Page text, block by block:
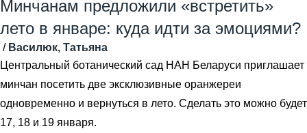
Минчанам предложили «встретить»
лето в январе: куда идти за эмоциями?
/ Василюк, Татьяна
Центральный ботанический сад НАН Беларуси приглашает
минчан посетить две эксклюзивные оранжереи
одновременно и вернуться в лето. Сделать это можно будет
17, 18 и 19 января.